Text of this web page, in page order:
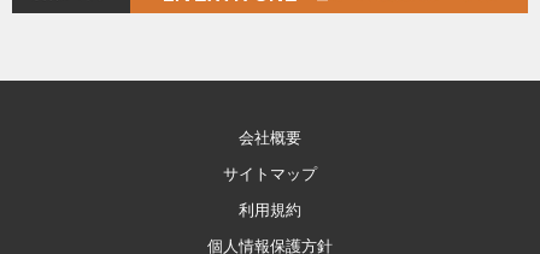
会社概要
サイトマップ
利用規約
個人情報保護方針